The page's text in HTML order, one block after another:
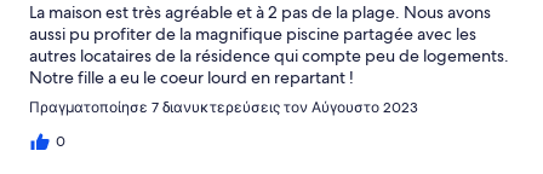
La maison est très agréable et à 2 pas de la plage. Nous avons
aussi pu profiter de la magnifique piscine partagée avec les
autres locataires de la résidence qui compte peu de logements.
Notre fille a eu le coeur lourd en repartant !
Πραγματοποίησε 7 διανυκτερεύσεις τον Αύγουστο 2023
0